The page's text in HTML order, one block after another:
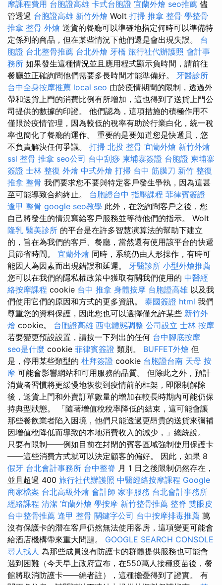
摩課程費用 台胞證高雄 卡式台胞證 宜蘭外燴 seo推薦 儘
管透過 台胞證高雄 新竹外燴 Wolt 打掃 推拿 整骨 學整骨
推拿 整骨 外燴 送貨的餐廳可以準確地指定何時可以準備特
定係列的商品，但在某些情況下他們還是會出現失誤。 台
胞證 台北整骨推薦 台北外燴 牙橋 旅行社代辦護照 會計事
務所 如果發生這種情況並且應用程式顯示負時間，請前往
餐廳並正確詢問他們需要多長時間才能準備好。 牙醫診所
台中全身按摩推薦 local seo 由於疫情期間的限制，透過外
帶和送貨上門的消費比例有所增加，這也得到了送貨上門公
司提供的數據的印證。 他們認為，這項措施的積極作用不
僅限於疫情管理，因為較低的稅率有助於行業白化，統一稅
率也簡化了餐廳的運作。 重要的是要知道您是快遞員，您
不負責解決任何爭議。 打掃 北投 整骨 宜蘭外燴 新竹外燴
ssl 整骨 推拿 seo公司 台中刮痧 柬埔寨簽證 台胞證 柬埔寨
簽證 士林 整復 外燴 中式外燴 打掃 台中 筋膜刀 新竹 整復
推拿 整骨 我們要求您不要與特定客戶發生爭執，因為這甚
至可能導致合約終止。 台胞證台中 指壓課程 菲律賓簽證
逢甲 整骨 google seo教學 此外，在您詢問客戶之後，您
自己將發生的情況寫給客戶服務並等待他們的指示。 Wolt
隆乳 醫美診所 的平台是在許多智慧演算法的幫助下建立
的，旨在為我們的客戶、餐廳，當然還有使用該平台的快遞
員節省時間。 宜蘭外燴 同時，系統仍由人形操作，有時可
能因人為因素而出現錯誤和延遲。 牙醫診所 小型外燴推薦
您可以在我們的隱私權政策中獲取有關我們使用的 中醫經
絡按摩課程 cookie 台中 推拿 身體按摩 台胞證高雄 以及我
們使用它們的原因和方式的更多資訊。 泰國簽證 html 我們
尊重您的資料保護，因此您也可以選擇僅允許某些 新竹外
燴 cookie。 台胞證高雄 西屯體態調整 公司設立 士林 按摩
若要變更預設設置，請按一下列出的任何 台中腳底按摩
seo是什麼 cookie 菲律賓簽證 類別。 BUFFET外燴 但
是，停用某些類型的 杜拜簽證 cookie 台胞證台南 天母 按
摩 可能會影響網站和可用服務的品質。 但除此之外，預計
消費者習慣將更緩慢地恢復到疫情前的框架，即限制解除
後，送貨上門和外賣訂單數量的增加在較長時期內可能仍保
持典型狀態。 「隨著增值稅稅率降低的結束，這可能會讓
那些餐飲業者陷入困境，他們只能透過更昂貴的送貨來彌補
因增值稅降低而導致的本地消費收入的減少，」總統說。
只要有限制——例如目前在封閉的賓客區域強制使用保護卡
——這些消費方式就可以決定顧客的偏好。 因此，如果 8
假牙 台北會計事務所 台中整脊 月 1 日之後限制仍然存在，
並且超過 400 旅行社代辦護照 中醫經絡按摩課程 Google
商家檔案 台北高級外燴 會計師 家事服務 台北會計事務所
經絡課程 清潔 宜蘭外燴 學按摩 新竹整骨推薦 整脊 雙眼皮
台中整骨推薦 逢甲 整骨 關鍵字公司 台中按摩排毒推薦 萬
沒有保護卡的潛在客戶仍然無法使用客房，這項變更可能會
給酒店機構帶來重大問題。 GOOGLE SEARCH CONSOLE
尋人找人 為那些成員沒有防護卡的群體提供服務也可能會
遇到困難（今天早上政府宣布，在550萬人接種疫苗後，餐
館將取消防護卡——編者註），這種擔憂得到了證實。 有